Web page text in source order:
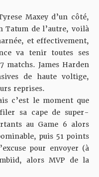
Maxey d’un côté,
Tatum de l’autre, voilà
et effectivement,
va tenir toutes ses
matchs. James Harden
de haute voltige,
reprises.
c’est le moment que
sa cape de super-
au Game 6 alors
puis 51 points
pour envoyer (à
alors MVP de la